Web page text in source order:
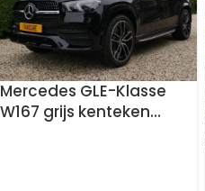
Mercedes GLE-Klasse
W167 grijs kenteken